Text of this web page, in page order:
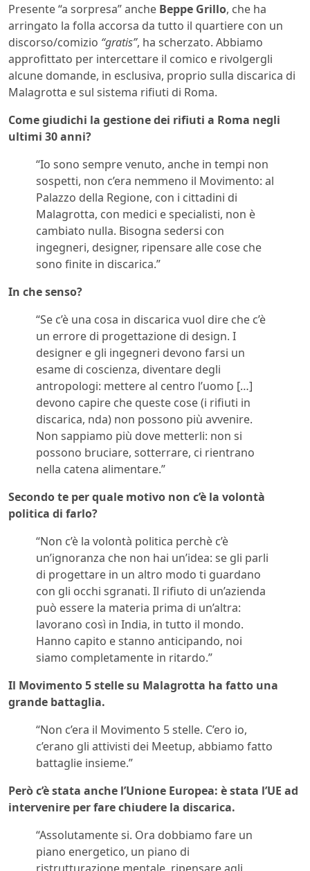
Presente “a sorpresa” anche Beppe Grillo, che ha
arringato la folla accorsa da tutto il quartiere con un
discorso/comizio “gratis”, ha scherzato. Abbiamo
approfittato per intercettare il comico e rivolgergli
alcune domande, in esclusiva, proprio sulla discarica di
Malagrotta e sul sistema rifiuti di Roma.
Come giudichi la gestione dei rifiuti a Roma negli
ultimi 30 anni?
“Io sono sempre venuto, anche in tempi non
sospetti, non c’era nemmeno il Movimento: al
Palazzo della Regione, con i cittadini di
Malagrotta, con medici e specialisti, non è
cambiato nulla. Bisogna sedersi con
ingegneri, designer, ripensare alle cose che
sono finite in discarica.”
In che senso?
“Se c’è una cosa in discarica vuol dire che c’è
un errore di progettazione di design. I
designer e gli ingegneri devono farsi un
esame di coscienza, diventare degli
antropologi: mettere al centro l’uomo […]
devono capire che queste cose (i rifiuti in
discarica, nda) non possono più avvenire.
Non sappiamo più dove metterli: non si
possono bruciare, sotterrare, ci rientrano
nella catena alimentare.”
Secondo te per quale motivo non c’è la volontà
politica di farlo?
“Non c’è la volontà politica perchè c’è
un’ignoranza che non hai un’idea: se gli parli
di progettare in un altro modo ti guardano
con gli occhi sgranati. Il rifiuto di un’azienda
può essere la materia prima di un’altra:
lavorano così in India, in tutto il mondo.
Hanno capito e stanno anticipando, noi
siamo completamente in ritardo.”
Il Movimento 5 stelle su Malagrotta ha fatto una
grande battaglia.
“Non c’era il Movimento 5 stelle. C’ero io,
c’erano gli attivisti dei Meetup, abbiamo fatto
battaglie insieme.”
Però c’è stata anche l’Unione Europea: è stata l’UE ad
intervenire per fare chiudere la discarica.
“Assolutamente si. Ora dobbiamo fare un
piano energetico, un piano di